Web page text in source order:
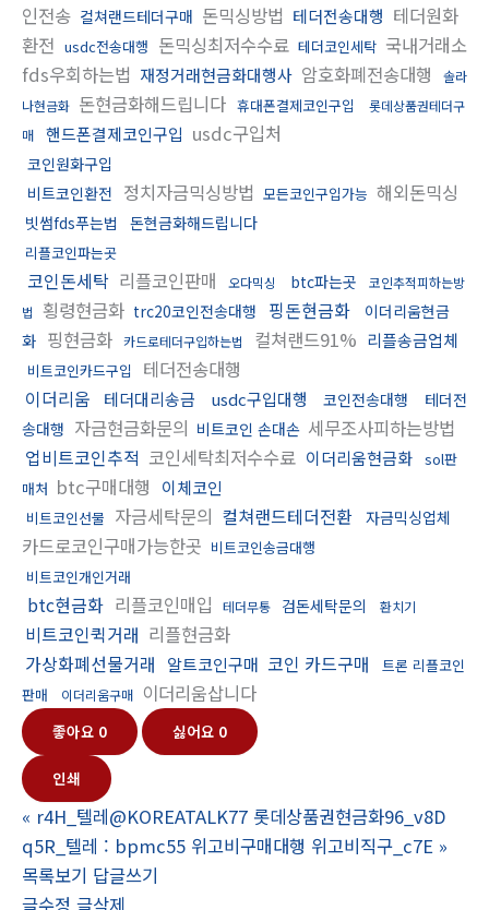
인전송 컬쳐랜드테더구매 돈믹싱방법 테더전송대행 테더원화
환전 usdc전송대행 돈믹싱최저수수료 테더코인세탁 국내거래소
fds우회하는법 재정거래현금화대행사 암호화폐전송대행
솔라
나현금화 돈현금화해드립니다 휴대폰결제코인구입
롯데상품권테더구
매
핸드폰결제코인구입 usdc구입처
코인원화구입
비트코인환전 정치자금믹싱방법 모든코인구입가능 해외돈믹싱
빗썸fds푸는법 돈현금화해드립니다
리플코인파는곳
코인돈세탁 리플코인판매 오다믹싱 btc파는곳
코인추적피하는방
법
횡령현금화 trc20코인전송대행 핑돈현금화
이더리움현금
화 핑현금화 카드로테더구입하는법 컬쳐랜드91% 리플송금업체
비트코인카드구입
테더전송대행
이더리움
테더대리송금 usdc구입대행 코인전송대행
테더전
송대행 자금현금화문의 비트코인 손대손 세무조사피하는방법
업비트코인추적 코인세탁최저수수료 이더리움현금화 sol판
매처 btc구매대행 이체코인
비트코인선물 자금세탁문의 컬쳐랜드테더전환 자금믹싱업체
카드로코인구매가능한곳 비트코인송금대행
비트코인개인거래
btc현금화 리플코인매입 테더무통 검돈세탁문의 환치기
비트코인퀵거래 리플현금화
가상화폐선물거래
알트코인구매 코인 카드구매
트론 리플코인
판매
이더리움구매 이더리움삽니다
좋아요 0 싫어요 0
인쇄
« r4H_텔레@KOREATALK77 롯데상품권현금화96_v8D
q5R_텔레 : bpmc55 위고비구매대행 위고비직구_c7E »
목록보기 답글쓰기
글수정 글삭제